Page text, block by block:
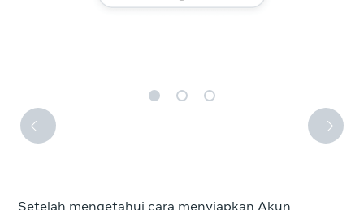
Setelah mengetahui cara menyiapkan Akun